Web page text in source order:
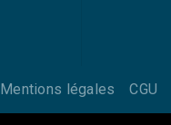
Mentions légales CGU